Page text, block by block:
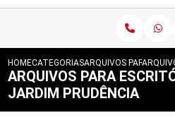
HOMECATEGORIASARQUIVOS PARA
ARQUIVOS PARA
JARDIM PRUDÊNCIA